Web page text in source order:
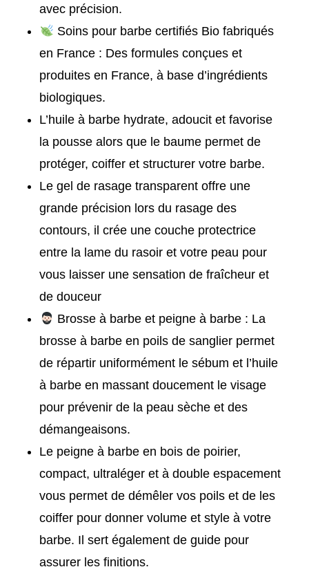
avec précision.
Soins pour barbe certifiés Bio fabriqués
en France : Des formules conçues et
produites en France, à base d’ingrédients
biologiques.
L’huile à barbe hydrate, adoucit et favorise
la pousse alors que le baume permet de
protéger, coiffer et structurer votre barbe.
Le gel de rasage transparent offre une
grande précision lors du rasage des
contours, il crée une couche protectrice
entre la lame du rasoir et votre peau pour
vous laisser une sensation de fraîcheur et
de douceur
Brosse à barbe et peigne à barbe : La
brosse à barbe en poils de sanglier permet
de répartir uniformément le sébum et l’huile
à barbe en massant doucement le visage
pour prévenir de la peau sèche et des
démangeaisons.
Le peigne à barbe en bois de poirier,
compact, ultraléger et à double espacement
vous permet de démêler vos poils et de les
coiffer pour donner volume et style à votre
barbe. Il sert également de guide pour
assurer les finitions.